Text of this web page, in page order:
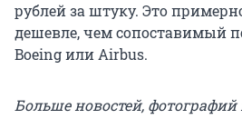
рублей за штуку. Это
дешевле, чем сопоставимый
Boeing или Airbus.
Больше новостей, фотографий